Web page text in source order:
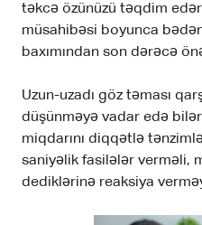
təkcə özünüzü təqdim
müsahibəsi boyunca
baxımından son dərəcə
Uzun-uzadı göz təması
düşünməyə vadar edə
miqdarını diqqətlə
saniyəlik fasilələr verməli,
dediklərinə reaksiya